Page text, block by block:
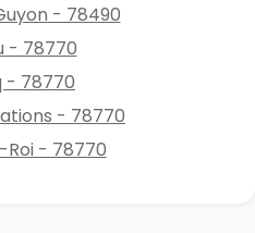
- 78490
- 78770
- 78770
- 78770
- 78770